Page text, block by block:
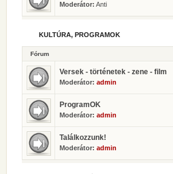
Moderátor: Anti
KULTÚRA, PROGRAMOK
Fórum
Versek - történetek - zene - film
Moderátor: admin
ProgramOK
Moderátor: admin
Találkozzunk!
Moderátor: admin